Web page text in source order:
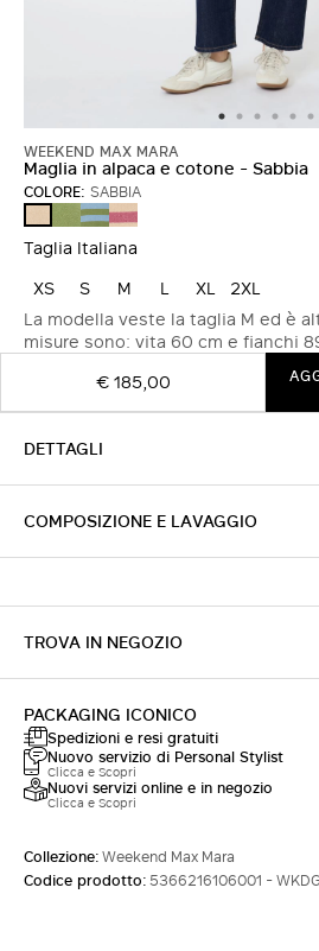
WEEKEND MAX MARA
Maglia in alpaca e cotone - Sabbia
COLORE: SABBIA
VERDEAZZURRO
LAMPONE
Taglia Italiana
XS S M L XL
2XL
La modella veste la taglia M ed è
misure sono: vita 60 cm e fianchi
€ 185,00
DETTAGLI
COMPOSIZIONE E LAVAGGIO
TROVA IN NEGOZIO
PACKAGING ICONICO
Spedizioni e resi gratuiti
Nuovo servizio di Personal Stylist
Clicca e Scopri
Nuovi servizi online e in negozio
Clicca e Scopri
Collezione:Weekend Max Mara
Codice prodotto:5366216106001 -